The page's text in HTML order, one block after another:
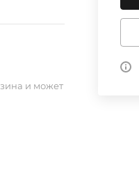
и может